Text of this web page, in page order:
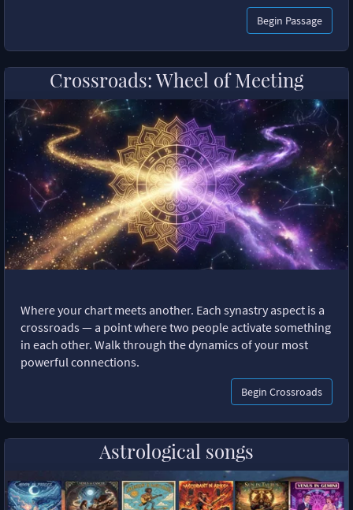
Begin Passage
Crossroads: Wheel of Meeting
Where your chart meets another. Each synastry aspect is a
crossroads — a point where two people activate something
in each other. Walk through the dynamics of your most
powerful connections.
Begin Crossroads
Astrological songs